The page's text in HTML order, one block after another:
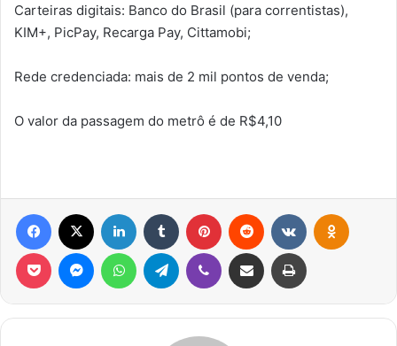
Carteiras digitais: Banco do Brasil (para correntistas),
KIM+, PicPay, Recarga Pay, Cittamobi;
Rede credenciada: mais de 2 mil pontos de venda;
O valor da passagem do metrô é de R$4,10
Facebook Linkedin Tumblr Pinterest Reddit
Pocket MessengerWhatsAppTelegram Viber Compartilhar via e-mail Imprimir